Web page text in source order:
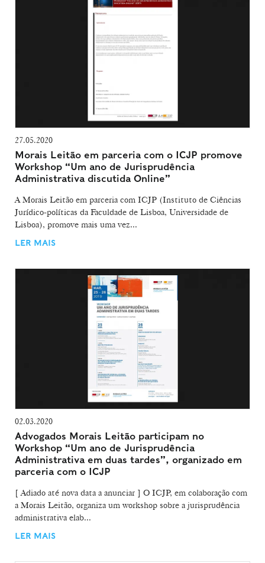
27.05.2020
Morais Leitão em parceria com o ICJP promove
Workshop “Um ano de Jurisprudência
Administrativa discutida Online”
A Morais Leitão em parceria com ICJP (Instituto de Ciências
Jurídico-políticas da Faculdade de Lisboa, Universidade de
Lisboa), promove mais uma vez...
LER MAIS
02.03.2020
Advogados Morais Leitão participam no
Workshop “Um ano de Jurisprudência
Administrativa em duas tardes”, organizado em
parceria com o ICJP
[ Adiado até nova data a anunciar ] O ICJP, em colaboração com
a Morais Leitão, organiza um workshop sobre a jurisprudência
administrativa elab...
LER MAIS